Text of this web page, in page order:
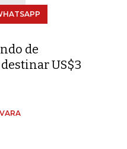
de
US$3